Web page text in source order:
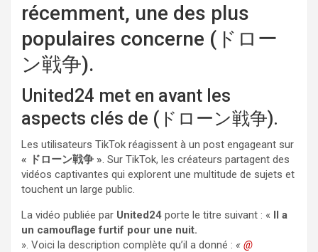
récemment, une des plus
populaires concerne (ドロー
ン戦争).
United24 met en avant les
aspects clés de (ドローン戦争).
Les utilisateurs TikTok réagissent à un post engageant sur
« ドローン戦争 ». Sur TikTok, les créateurs partagent des
vidéos captivantes qui explorent une multitude de sujets et
touchent un large public.
La vidéo publiée par United24 porte le titre suivant : « Il a
un camouflage furtif pour une nuit.
». Voici la description complète qu’il a donné : « @